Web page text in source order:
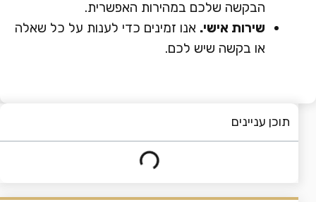
הבקשה שלכם במהירות האפשרית.
שירות אישי. אנו זמינים כדי לענות על כל שאלה
או בקשה שיש לכם.
תוכן עניינים